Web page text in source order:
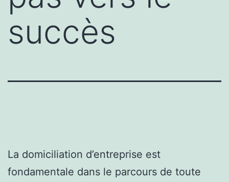
succès
La domiciliation d’entreprise est
fondamentale dans le parcours de toute